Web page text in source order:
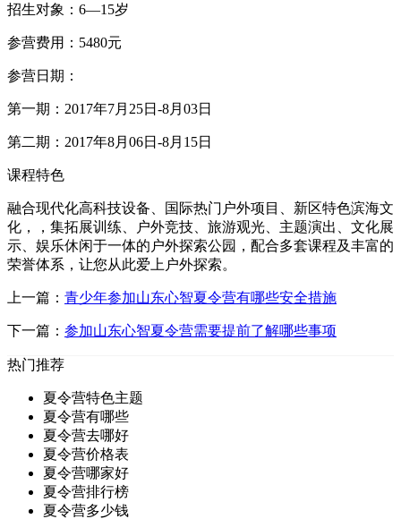
招生对象：6—15岁
参营费用：5480元
参营日期：
第一期：2017年7月25日-8月03日
第二期：2017年8月06日-8月15日
课程特色
融合现代化高科技设备、国际热门户外项目、新区特色滨海文
化，，集拓展训练、户外竞技、旅游观光、主题演出、文化展
示、娱乐休闲于一体的户外探索公园，配合多套课程及丰富的
荣誉体系，让您从此爱上户外探索。
上一篇： 青少年参加山东心智夏令营有哪些安全措施
下一篇： 参加山东心智夏令营需要提前了解哪些事项
热门推荐
夏令营特色主题
夏令营有哪些
夏令营去哪好
夏令营价格表
夏令营哪家好
夏令营排行榜
夏令营多少钱